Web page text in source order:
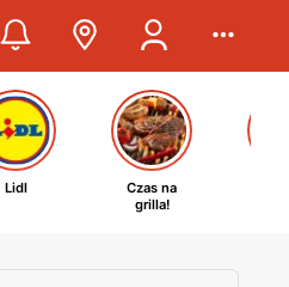
Lidl
Czas na
grilla!